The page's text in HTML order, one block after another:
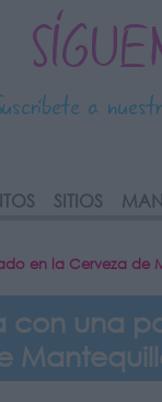
a
SITIOS
en la Cerveza de
con una